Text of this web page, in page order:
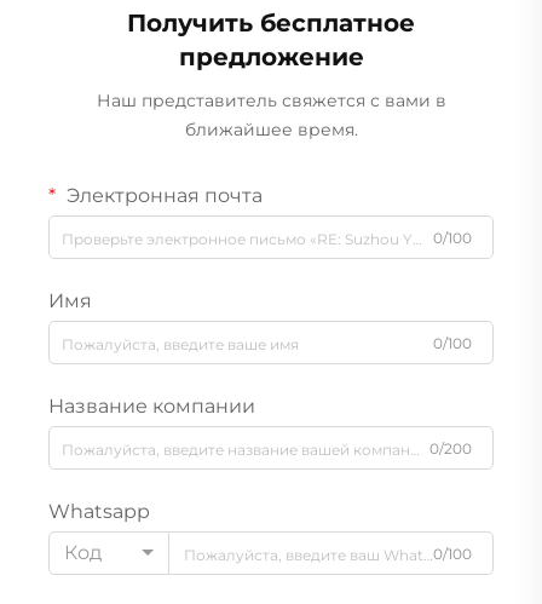
Получить бесплатное
предложение
Наш представитель свяжется с вами в
ближайшее время.
Электронная почта
0/100
Имя
0/100
Название компании
0/200
Whatsapp
Код
0/100